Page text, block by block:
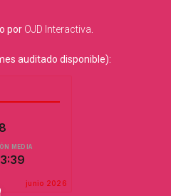
por OJD Interactiva.
auditado disponible):